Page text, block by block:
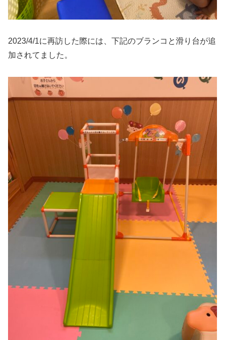
2023/4/1に再訪した際には、下記のブランコと滑り台が追
加されてました。